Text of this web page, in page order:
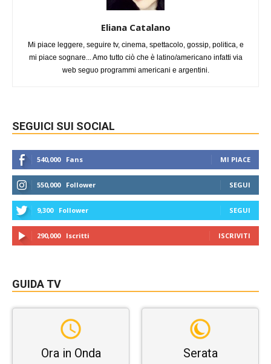
Eliana Catalano
Mi piace leggere, seguire tv, cinema, spettacolo, gossip, politica, e
mi piace sognare... Amo tutto ciò che è latino/americano infatti via
web seguo programmi americani e argentini.
SEGUICI SUI SOCIAL
540,000 Fans MI PIACE
550,000 Follower SEGUI
9,300 Follower SEGUI
290,000 Iscritti ISCRIVITI
GUIDA TV
Ora in Onda Serata